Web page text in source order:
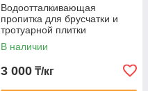
Водоотталкивающая
пропитка для брусчатки и
тротуарной плитки
В наличии
3 000 ₸/кг